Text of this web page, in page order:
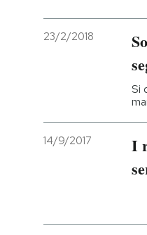
23/2/2018
Si
14/9/2017
I